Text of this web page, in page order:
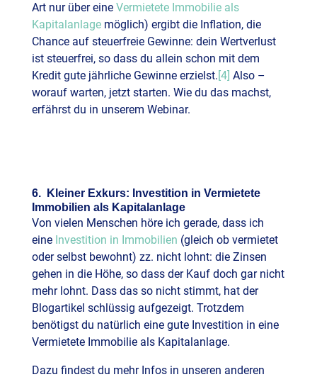
Art nur über eine Vermietete Immobilie als
Kapitalanlagemöglich) ergibt die Inflation, die
Chance auf steuerfreie Gewinne: dein Wertverlust
ist steuerfrei, so dass du allein schon mit dem
Kredit gute jährliche Gewinne erzielst. [4] Also –
worauf warten, jetzt starten. Wie du das machst,
erfährst du in unserem Webinar.
6. Kleiner Exkurs: Investition in Vermietete
Immobilien als Kapitalanlage
Von vielen Menschen höre ich gerade, dass ich
eineInvestition in Immobilien (gleich ob vermietet
oder selbst bewohnt) zz. nicht lohnt: die Zinsen
gehen in die Höhe, so dass der Kauf doch gar nicht
mehr lohnt. Dass das so nicht stimmt, hat der
Blogartikel schlüssig aufgezeigt. Trotzdem
benötigst du natürlich eine gute Investition in eine
Vermietete Immobilie als Kapitalanlage.
Dazu findest du mehr Infos in unseren anderen